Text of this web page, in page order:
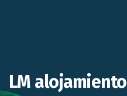
LM alojamiento